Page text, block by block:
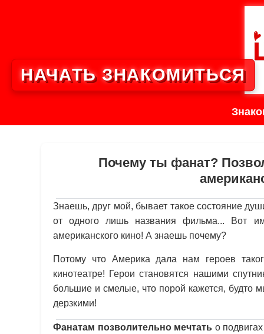
Почему ты фанат?
Знаешь, друг мой, бывает такое состояние
от одного лишь названия фильма... Вот
американского кино! А знаешь почему?
Потому что Америка дала нам героев
кинотеатре! Герои становятся нашими
большие и смелые, что порой кажется,
дерзкими!
Фанатам позволительно мечтать о
НАЧАТЬ ЗНАКОМИТЬСЯ